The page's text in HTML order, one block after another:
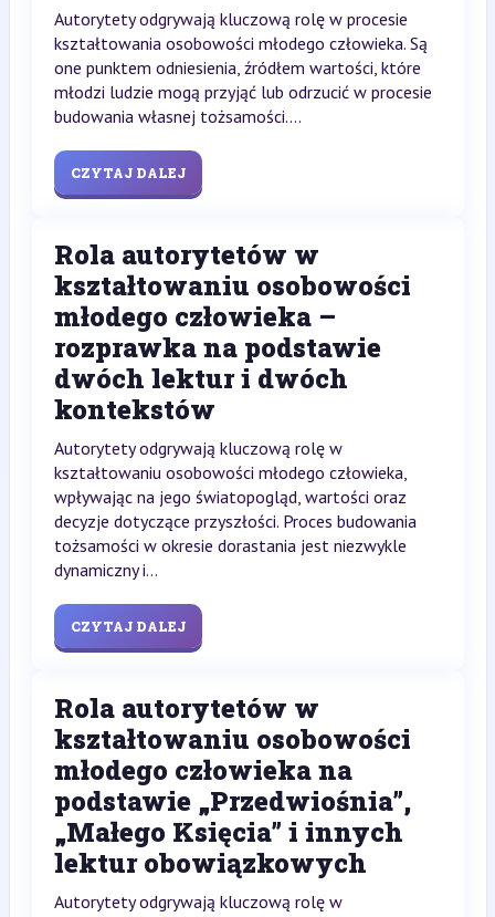
Autorytety odgrywają kluczową rolę w procesie
kształtowania osobowości młodego człowieka. Są
one punktem odniesienia, źródłem wartości, które
młodzi ludzie mogą przyjąć lub odrzucić w procesie
budowania własnej tożsamości....
CZYTAJ DALEJ
Rola autorytetów w
kształtowaniu osobowości
młodego człowieka –
rozprawka na podstawie
dwóch lektur i dwóch
kontekstów
Autorytety odgrywają kluczową rolę w
kształtowaniu osobowości młodego człowieka,
wpływając na jego światopogląd, wartości oraz
decyzje dotyczące przyszłości. Proces budowania
tożsamości w okresie dorastania jest niezwykle
dynamiczny i...
CZYTAJ DALEJ
Rola autorytetów w
kształtowaniu osobowości
młodego człowieka na
podstawie „Przedwiośnia”,
„Małego Księcia” i innych
lektur obowiązkowych
Autorytety odgrywają kluczową rolę w